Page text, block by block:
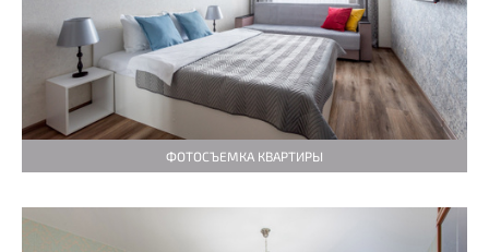
ФОТОСЪЕМКА КВАРТИРЫ